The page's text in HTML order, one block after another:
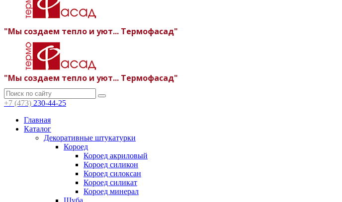
"Мы создаем тепло и уют... Термофасад"
"Мы создаем тепло и уют... Термофасад"
+7 (473) 230-44-25
Главная
Каталог
Декоративные штукатурки
Короед
Короед акриловый
Короед силикон
Короед силоксан
Короед силикат
Короед минерал
Шуба